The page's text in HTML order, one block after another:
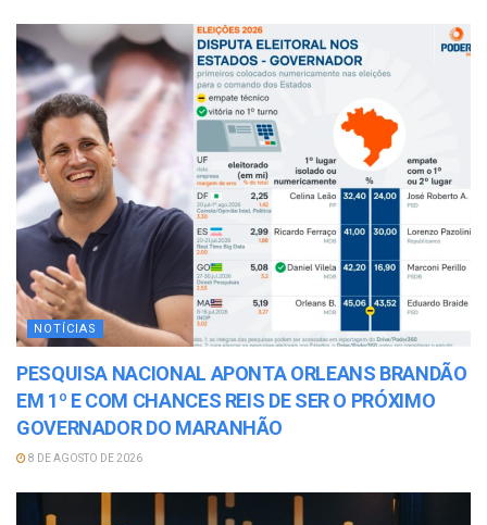
NOTÍCIAS
PESQUISA NACIONAL APONTA ORLEANS BRANDÃO
EM 1º E COM CHANCES REIS DE SER O PRÓXIMO
GOVERNADOR DO MARANHÃO
8 DE AGOSTO DE 2026